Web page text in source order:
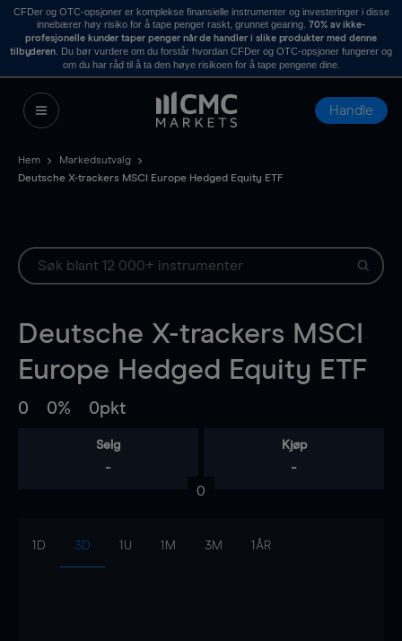
CFDer og OTC-opsjoner er komplekse finansielle instrumenter og investeringer i disse
innebærer høy risiko for å tape penger raskt, grunnet gearing. 70% av ikke-
profesjonelle kunder taper penger når de handler i slike produkter med denne
tilbyderen . Du bør vurdere om du forstår hvordan CFDer og OTC-opsjoner fungerer og
om du har råd til å ta den høye risikoen for å tape pengene dine.
Handle
Hem
Markedsutvalg
Deutsche X-trackers MSCI Europe Hedged Equity ETF
Deutsche X-trackers MSCI
Europe Hedged Equity ETF
0 0% 0pkt
Selg
-
Kjøp
-
0
1D 3D 1U 1M 3M 1ÅR